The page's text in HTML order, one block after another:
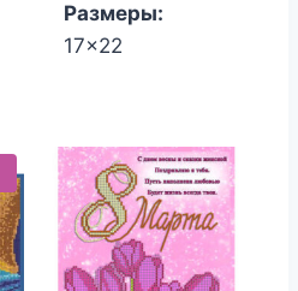
Размеры:
17x22